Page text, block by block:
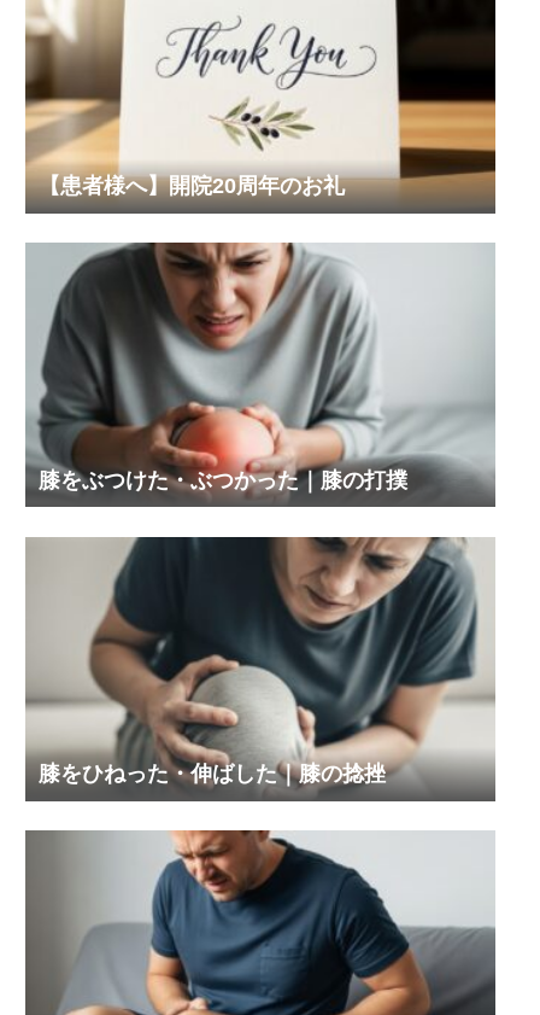
【患者様へ】開院20周年のお礼
膝をぶつけた・ぶつかった｜膝の打撲
膝をひねった・伸ばした｜膝の捻挫